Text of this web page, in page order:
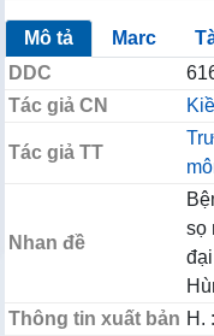
Mô tả Marc
DDC
Tác giả CN
Tác giả TT
Nhan đề
sọ
Thông tin xuất bản H.